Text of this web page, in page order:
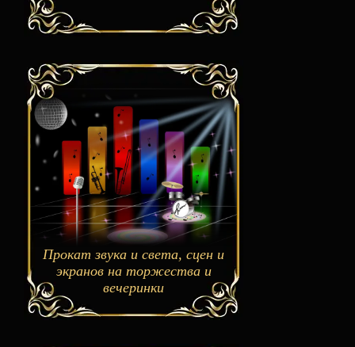
Прокат звука и света, сцен и
экранов на торжества и
вечеринки